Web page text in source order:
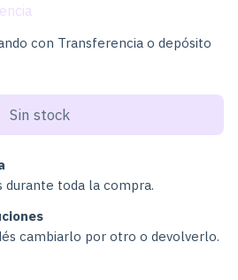
con Transferencia o depósito
durante toda la compra.
cambiarlo por otro o devolverlo.